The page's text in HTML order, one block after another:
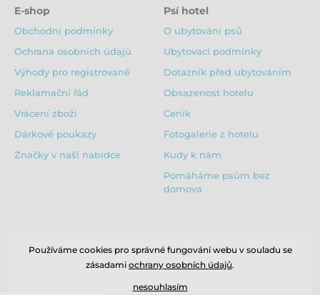
Produkt je zařazen v kategoriích
Konzervy pro kočky Marp
E-shop
Obchodní podmínky
Ochrana osobních údajů
Výhody pro registrované
Reklamační řád
Vrácení zboží
Dárkové poukazy
Značky v naší nabídce
Psí hotel
O ubytování psů
Ubytovací podmínky
Dotazník před ubytováním
Obsazenost hotelu
Ceník
Fotogalerie z hotelu
Kudy k nám
Pomáháme psům bez
domova
Používáme cookies pro správné fungování webu v souladu se
zásadami ochrany osobních údajů.
nesouhlasím